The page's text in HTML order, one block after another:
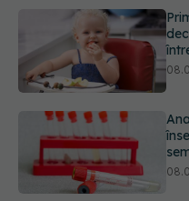
să